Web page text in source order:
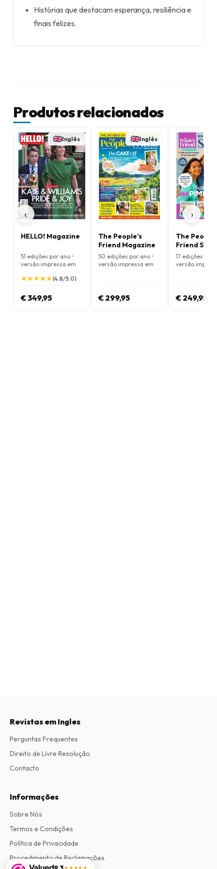
Histórias que destacam esperança, resiliência e
finais felizes.
Produtos relacionados
‹
Inglês
HELLO! Magazine
51 edições por ano •
versão impressa em
★
★★
★★
★★
★★
★ (4.8/5.0)
€ 349,95
Inglês
The People's
Friend Magazine
50 edições por ano •
versão impressa em
€ 299,95
The
Friend
Magazine
17 edições por
versão
€ 249,95
›
Revistas em Ingles
Perguntas Frequentes
Direito de Livre Resolução
Contacto
Informações
Sobre Nós
Termos e Condições
Política de Privacidade
Procedimento de Reclamações